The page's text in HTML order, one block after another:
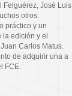
Felguérez, José Luis
otros.
práctico y un
edición y el
Carlos Matus.
de adquirir una a
FCE.